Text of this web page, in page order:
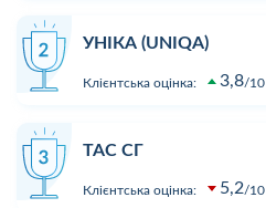
УНІКА (UNIQA)
Клієнтська оцінка: 3,8 10
ТАС СГ
Клієнтська оцінка: 5,2 10